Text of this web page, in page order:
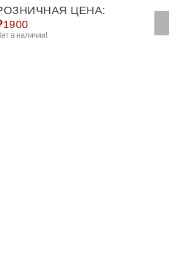
ЦЕНА:
1900
в наличии!